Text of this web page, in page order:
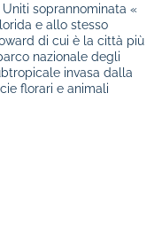
soprannominata «
e allo stesso
di cui è la città più
nazionale degli
invasa dalla
florari e animali